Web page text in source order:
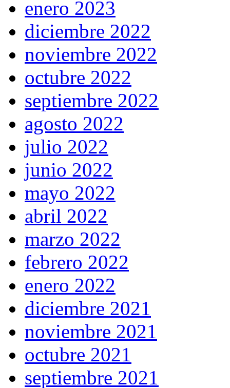
enero 2023
diciembre 2022
noviembre 2022
octubre 2022
septiembre 2022
agosto 2022
julio 2022
junio 2022
mayo 2022
abril 2022
marzo 2022
febrero 2022
enero 2022
diciembre 2021
noviembre 2021
octubre 2021
septiembre 2021